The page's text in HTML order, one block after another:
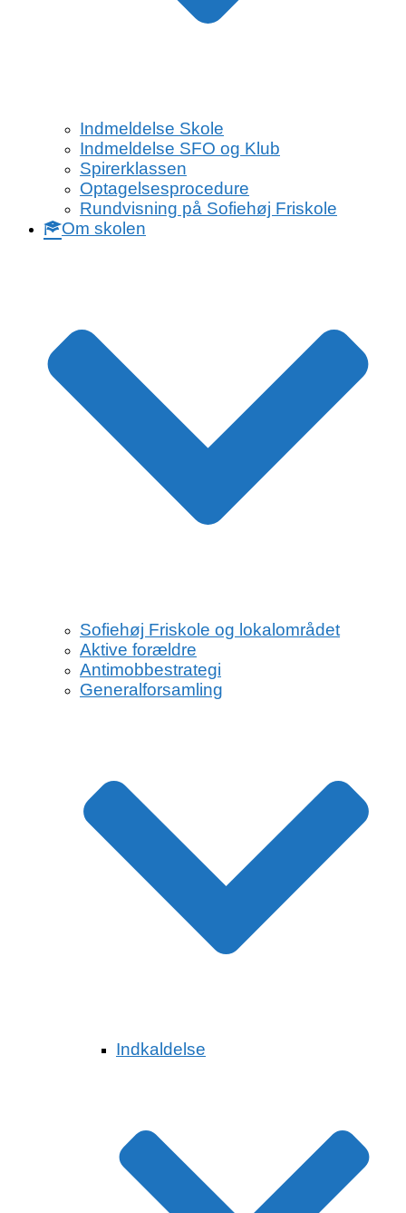
Indmeldelse Skole
Indmeldelse SFO og Klub
Spirerklassen
Optagelsesprocedure
Rundvisning på Sofiehøj Friskole
Om skolen
Sofiehøj Friskole og lokalområdet
Aktive forældre
Antimobbestrategi
Generalforsamling
Indkaldelse